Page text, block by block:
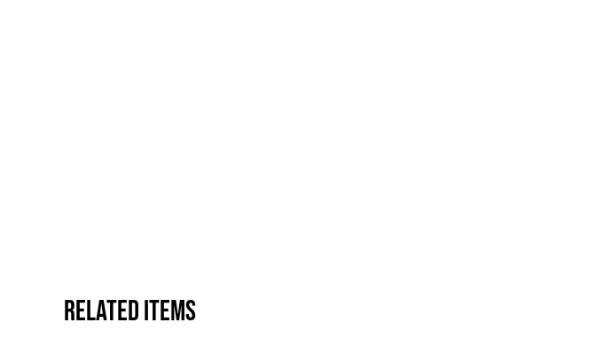
Related items